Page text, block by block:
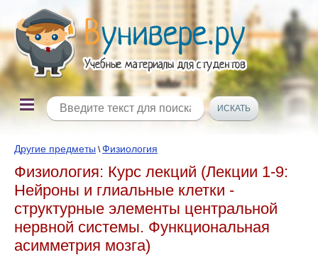
Другие предметы \Физиология
Физиология: Курс лекций (Лекции 1-9:
Нейроны и глиальные клетки -
структурные элементы центральной
нервной системы. Функциональная
асимметрия мозга)